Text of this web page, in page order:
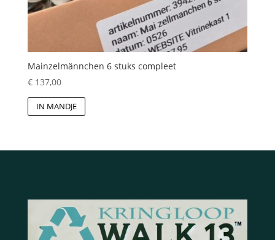
Mainzelmännchen 6 stuks compleet
€137,00
IN MANDJE